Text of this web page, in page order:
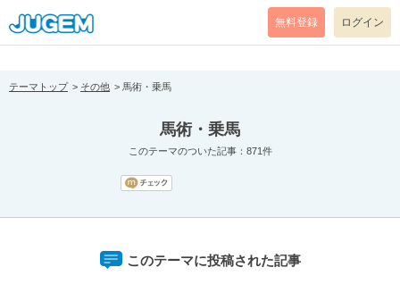
[pear_error: message="Success" code=0 mode=return level=notice
prefix="" info=""]
無料登録 ログイン
テーマトップ その他 馬術・乗馬
馬術・乗馬
このテーマのついた記事：871件
このテーマに投稿された記事